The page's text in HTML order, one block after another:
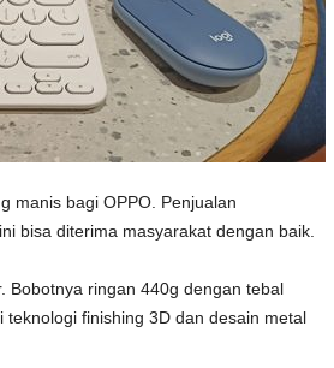
manis bagi OPPO. Penjualan
bisa diterima masyarakat dengan baik.
Bobotnya ringan 440g dengan tebal
finishing 3D dan desain metal